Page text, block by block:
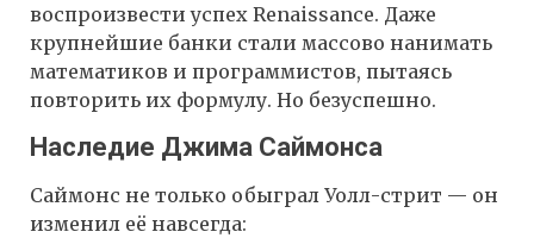
воспроизвести успех Renaissance. Даже
крупнейшие банки стали массово нанимать
математиков и программистов, пытаясь
повторить их формулу. Но безуспешно.
Наследие Джима Саймонса
Саймонс не только обыграл Уолл-стрит — он
изменил её навсегда: